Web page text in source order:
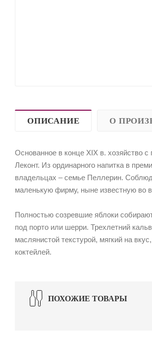
ОПИСАНИЕ О
Основанное в конце XIX в. хозяйство
Леконт. Из ординарного напитка в
владельцах – семье Пеллерин.
маленькую фирму, ныне известную во
Полностью созревшие яблоки
под порто или шерри. Трехлетний
маслянистой текстурой, мягкий на
коктейлей.
ПОХОЖИЕ ТОВАРЫ